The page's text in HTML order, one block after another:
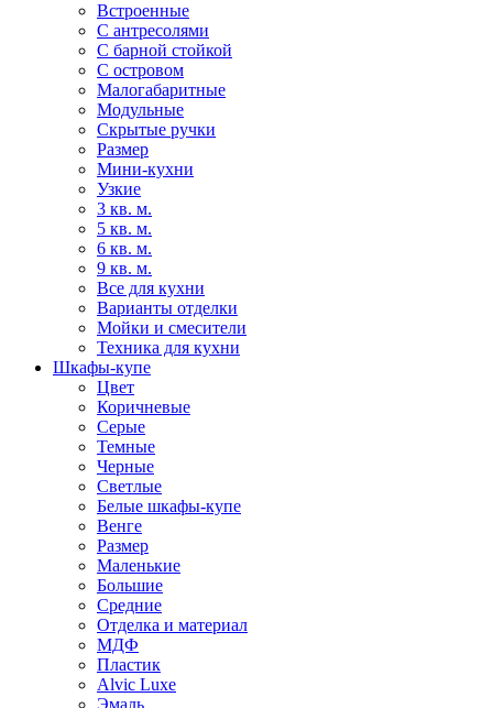
Встроенные
С антресолями
С барной стойкой
С островом
Малогабаритные
Модульные
Скрытые ручки
Размер
Мини-кухни
Узкие
3 кв. м.
5 кв. м.
6 кв. м.
9 кв. м.
Все для кухни
Варианты отделки
Мойки и смесители
Техника для кухни
Шкафы-купе
Цвет
Коричневые
Серые
Темные
Черные
Светлые
Белые шкафы-купе
Венге
Размер
Маленькие
Большие
Средние
Отделка и материал
МДФ
Пластик
Alvic Luxe
Эмаль